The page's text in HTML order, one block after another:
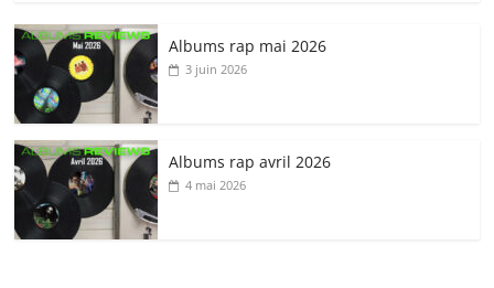
Albums rap mai 2026
3 juin 2026
Albums rap avril 2026
4 mai 2026